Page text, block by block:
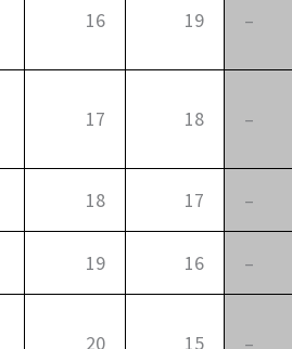
16 19 –
17 18 –
18 17 –
19 16 –
20 15 –